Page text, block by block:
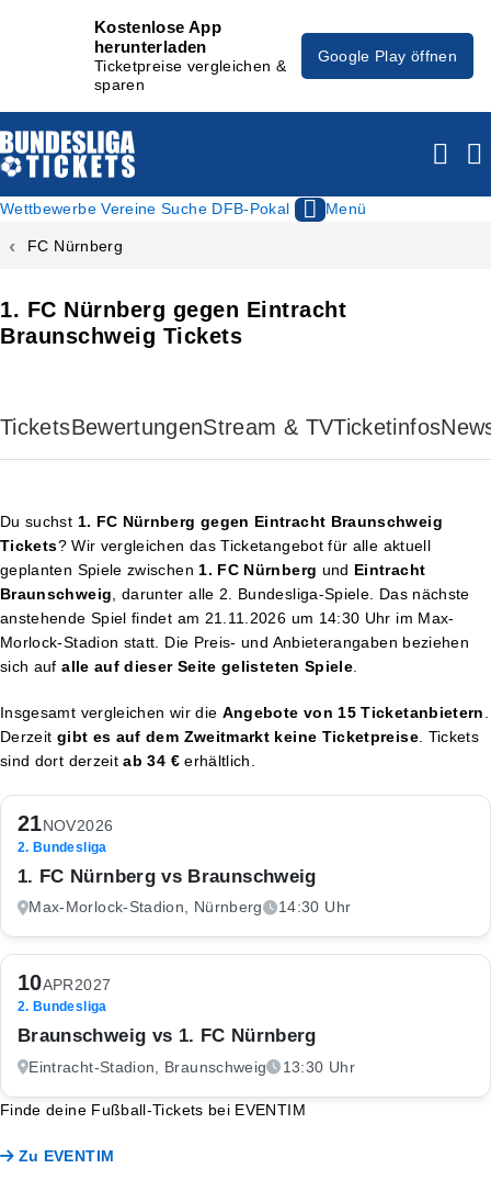
Kostenlose App
herunterladen
Ticketpreise vergleichen &
sparen
Google Play öffnen
Wettbewerbe Vereine Suche DFB-Pokal Menü
1. FC Nürnberg gegen Eintracht
Braunschweig Tickets
FC Nürnberg
TicketsBewertungenStream & TVTicketinfos
Du suchst 1. FC Nürnberg gegen Eintracht Braunschweig
Tickets? Wir vergleichen das Ticketangebot für alle aktuell
geplanten Spiele zwischen1. FC Nürnberg und Eintracht
Braunschweig, darunter alle 2. Bundesliga-Spiele. Das nächste
anstehende Spiel findet am 21.11.2026 um 14:30 Uhr im Max-
Morlock-Stadion statt. Die Preis- und Anbieterangaben beziehen
sich aufalle auf dieser Seite gelisteten Spiele.
Insgesamt vergleichen wir die Angebote von 15 Ticketanbietern.
Derzeit gibt es auf dem Zweitmarkt keine Ticketpreise. Tickets
sind dort derzeitab 34 €erhältlich.
21 NOV2026
2. Bundesliga
1. FC Nürnberg vs Braunschweig
Max-Morlock-Stadion, Nürnberg 14:30 Uhr
10APR2027
2. Bundesliga
Braunschweig vs 1. FC Nürnberg
Eintracht-Stadion, Braunschweig 13:30 Uhr
Finde deine Fußball-Tickets bei EVENTIM
Zu EVENTIM